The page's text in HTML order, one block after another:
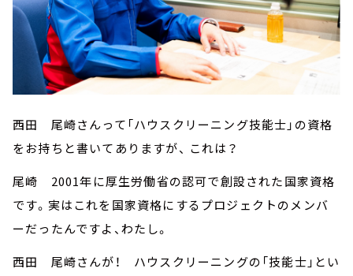
西田 尾崎さんって「ハウスクリーニング技能士」の資格
をお持ちと書いてありますが、 これは？
尾崎 2001年に厚生労働省の認可で創設された国家資格
です。実はこれを国家資格にするプロジェクトのメンバ
ーだったんですよ、わたし。
西田 尾崎さんが！ ハウスクリーニングの「技能士」とい